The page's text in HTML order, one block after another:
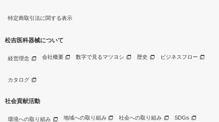
特定商取引法に関する表示
松吉医科器械について
経営理念 会社概要 数字で見るマツヨシ 歴史 ビジネスフロー
カタログ
社会貢献活動
環境への取り組み 地域への取り組み 社会への取り組み SDGs